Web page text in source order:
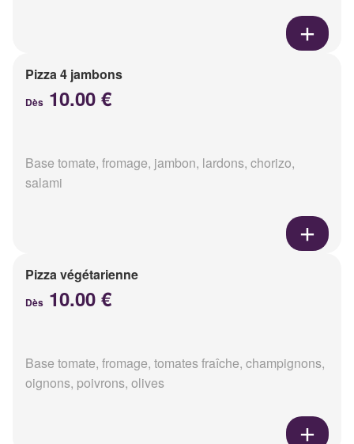
Pizza 4 jambons
Dès 10.00 €
Base tomate, fromage, jambon, lardons, chorizo,
salami
Pizza végétarienne
Dès 10.00 €
Base tomate, fromage, tomates fraîche, champignons,
oignons, poivrons, olives